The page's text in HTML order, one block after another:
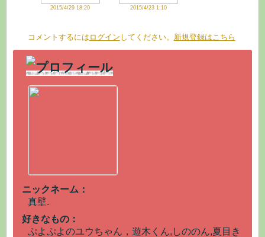
2015/4/29 18:20 2015/4/23 1:10
コメントするには ログイン してください。 新規登録はこちら
ニックネーム：
真壁.
好きなもの：
ぷよぷよのユウちゃん，遊木くん,しののん,夏目き